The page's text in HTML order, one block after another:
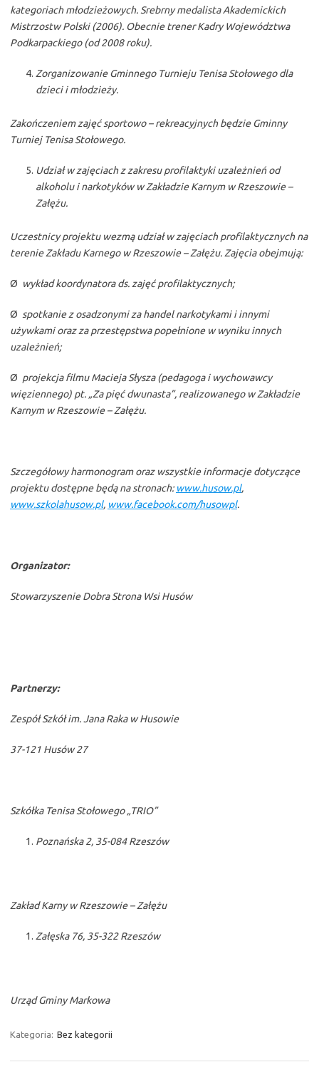
kategoriach młodzieżowych. Srebrny medalista Akademickich
Mistrzostw Polski (2006). Obecnie trener Kadry Województwa
Podkarpackiego (od 2008 roku).
Zorganizowanie Gminnego Turnieju Tenisa Stołowego dla
dzieci i młodzieży.
Zakończeniem zajęć sportowo – rekreacyjnych będzie Gminny
Turniej Tenisa Stołowego.
Udział w zajęciach z zakresu profilaktyki uzależnień od
alkoholu i narkotyków w Zakładzie Karnym w Rzeszowie –
Załężu.
Uczestnicy projektu wezmą udział w zajęciach profilaktycznych na
terenie Zakładu Karnego w Rzeszowie – Załężu. Zajęcia obejmują:
Ø wykład koordynatora ds. zajęć profilaktycznych;
Ø spotkanie z osadzonymi za handel narkotykami i innymi
używkami oraz za przestępstwa popełnione w wyniku innych
uzależnień;
Ø projekcja filmu Macieja Słysza (pedagoga i wychowawcy
więziennego) pt. „Za pięć dwunasta”, realizowanego w Zakładzie
Karnym w Rzeszowie – Załężu.
Szczegółowy harmonogram oraz wszystkie informacje dotyczące
projektu dostępne będą na stronach:www.husow.pl,
www.szkolahusow.pl, www.facebook.com/husowpl.
Organizator:
Stowarzyszenie Dobra Strona Wsi Husów
Partnerzy:
Zespół Szkół im. Jana Raka w Husowie
37-121 Husów 27
Szkółka Tenisa Stołowego „TRIO”
Poznańska 2, 35-084 Rzeszów
Zakład Karny w Rzeszowie – Załężu
Załęska 76, 35-322 Rzeszów
Urząd Gminy Markowa
Kategoria: Bez kategorii